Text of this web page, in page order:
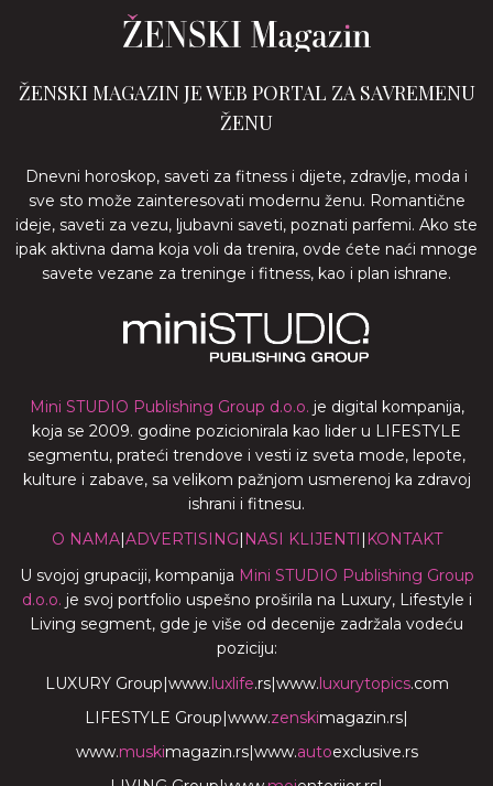
ŽENSKI MAGAZIN JE WEB PORTAL ZA SAVREMENU
ŽENU
Dnevni horoskop, saveti za fitness i dijete, zdravlje, moda i
sve sto može zainteresovati modernu ženu. Romantične
ideje, saveti za vezu, ljubavni saveti, poznati parfemi. Ako ste
ipak aktivna dama koja voli da trenira, ovde ćete naći mnoge
savete vezane za treninge i fitness, kao i plan ishrane.
Mini STUDIO Publishing Group d.o.o. je digital kompanija,
koja se 2009. godine pozicionirala kao lider u LIFESTYLE
segmentu, prateći trendove i vesti iz sveta mode, lepote,
kulture i zabave, sa velikom pažnjom usmerenoj ka zdravoj
ishrani i fitnesu.
O NAMA|ADVERTISING| NASI KLIJENTI | KONTAKT
U svojoj grupaciji, kompanija Mini STUDIO Publishing Group
d.o.o. je svoj portfolio uspešno proširila na Luxury, Lifestyle i
Living segment, gde je više od decenije zadržala vodeću
poziciju:
LUXURY Group|www.luxlife.rs|www.luxurytopics.com
LIFESTYLE Group|www.zenskimagazin.rs|
www.muskimagazin.rs|www.autoexclusive.rs